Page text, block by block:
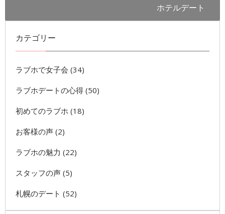
ホテルデート
カテゴリー
ラブホで女子会 (34)
ラブホデートの心得 (50)
初めてのラブホ (18)
お客様の声 (2)
ラブホの魅力 (22)
スタッフの声 (5)
札幌のデート (52)